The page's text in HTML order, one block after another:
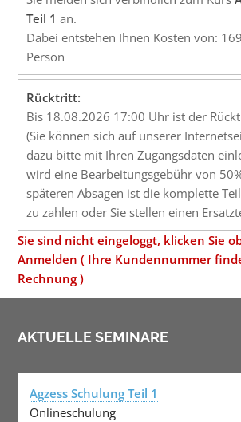
Teil 1 an.
Dabei entstehen Ihnen Kosten von:
Person
Rücktritt:
Bis 18.08.2026 17:00 Uhr ist der
(Sie können sich auf unserer
dazu bitte mit Ihren Zugangsdaten
wird eine Bearbeitungsgebühr von
späteren Absagen ist die komplette
zu zahlen oder Sie stellen einen
Sie sind nicht eingeloggt, klicken Sie
Anmelden ( Ihre Kundennummer
Rechnung )
AKTUELLE SEMINARE
Agzess Schulung Teil 1
Onlineschulung